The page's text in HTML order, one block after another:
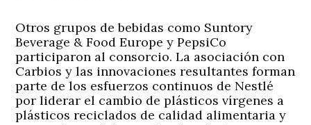
Otros grupos de bebidas como Suntory
Beverage & Food Europe y PepsiCo
participaron al consorcio. La asociación con
Carbios y las innovaciones resultantes forman
parte de los esfuerzos continuos de Nestlé
por liderar el cambio de plásticos vírgenes a
plásticos reciclados de calidad alimentaria y